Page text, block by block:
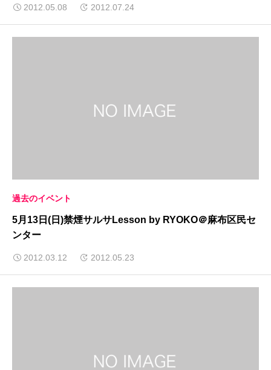
2012.05.08 2012.07.24
過去のイベント
5月13日(日)禁煙サルサLesson by RYOKO＠麻布区民セ
ンター
2012.03.12 2012.05.23